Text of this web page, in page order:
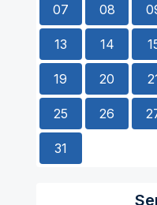
07 08
13 14
19 20
25 26
31